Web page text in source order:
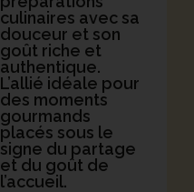
culinaires avec sa
douceur et son
goût riche et
authentique.
L’allié idéale pour
des moments
gourmands
placés sous le
signe du partage
et du goût de
l’accueil.